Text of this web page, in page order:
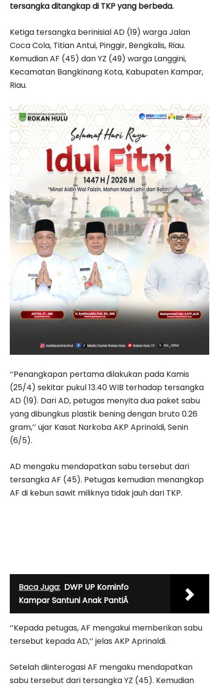
tersangka ditangkap di TKP yang berbeda.
Ketiga tersangka berinisial AD (19) warga Jalan
Coca Cola, Titian Antui, Pinggir, Bengkalis, Riau.
Kemudian AF (45) dan YZ (49) warga Langgini,
Kecamatan Bangkinang Kota, Kabupaten Kampar,
Riau.
‘’Penangkapan pertama dilakukan pada Kamis
(25/4) sekitar pukul 13.40 WIB terhadap tersangka
AD (19). Dari AD, petugas menyita dua paket sabu
yang dibungkus plastik bening dengan bruto 0.26
gram,’’ ujar Kasat Narkoba AKP Aprinaldi, Senin
(6/5).
AD mengaku mendapatkan sabu tersebut dari
tersangka AF (45). Petugas kemudian menangkap
AF di kebun sawit miliknya tidak jauh dari TKP.
Baca Juga: DWP UP Kominfo
Kampar Santuni Anak PantiÂ
‘’Kepada petugas, AF mengakui memberikan sabu
tersebut kepada AD,’’ jelas AKP Aprinaldi.
Setelah diinterogasi AF mengaku mendapatkan
sabu tersebut dari tersangka YZ (45). Kemudian